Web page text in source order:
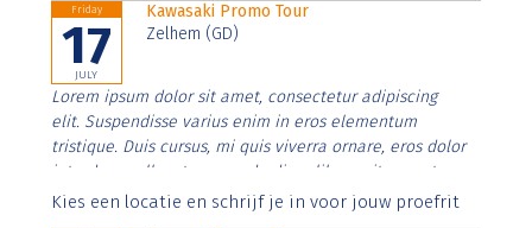
Friday
17
JULY
Kawasaki Promo Tour
Zelhem (GD)
Lorem ipsum dolor sit amet, consectetur adipiscing
elit. Suspendisse varius enim in eros elementum
tristique. Duis cursus, mi quis viverra ornare, eros dolor
interdum nulla, ut commodo diam libero vitae erat.
Aenean faucibus nibh et justo cursus id rutrum lorem
Kies een locatie en schrijf je in voor jouw proefrit